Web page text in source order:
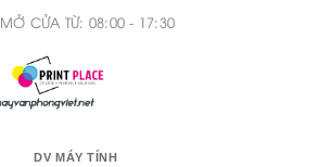
MỞ CỬA TỪ: 08:00 - 17:30
DV MÁY TÍNH